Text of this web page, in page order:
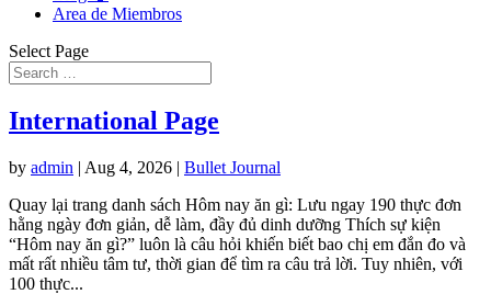
Area de Miembros
Select Page
International Page
by admin | Aug 4, 2026 | Bullet Journal
Quay lại trang danh sách Hôm nay ăn gì: Lưu ngay 190 thực đơn
hằng ngày đơn giản, dễ làm, đầy đủ dinh dưỡng Thích sự kiện
“Hôm nay ăn gì?” luôn là câu hỏi khiến biết bao chị em đắn đo và
mất rất nhiều tâm tư, thời gian để tìm ra câu trả lời. Tuy nhiên, với
100 thực...